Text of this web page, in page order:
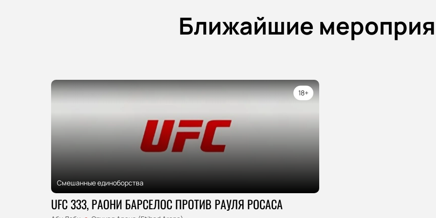
Ближайшие
Смешанные единоборства
18+
UFC 333, РАОНИ БАРСЕЛОС ПРОТИВ РАУЛЯ РОСАСА